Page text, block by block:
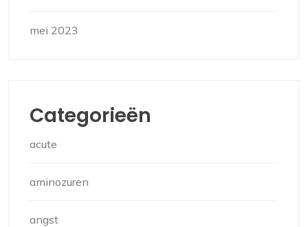
mei 2023
Categorieën
acute
aminozuren
angst